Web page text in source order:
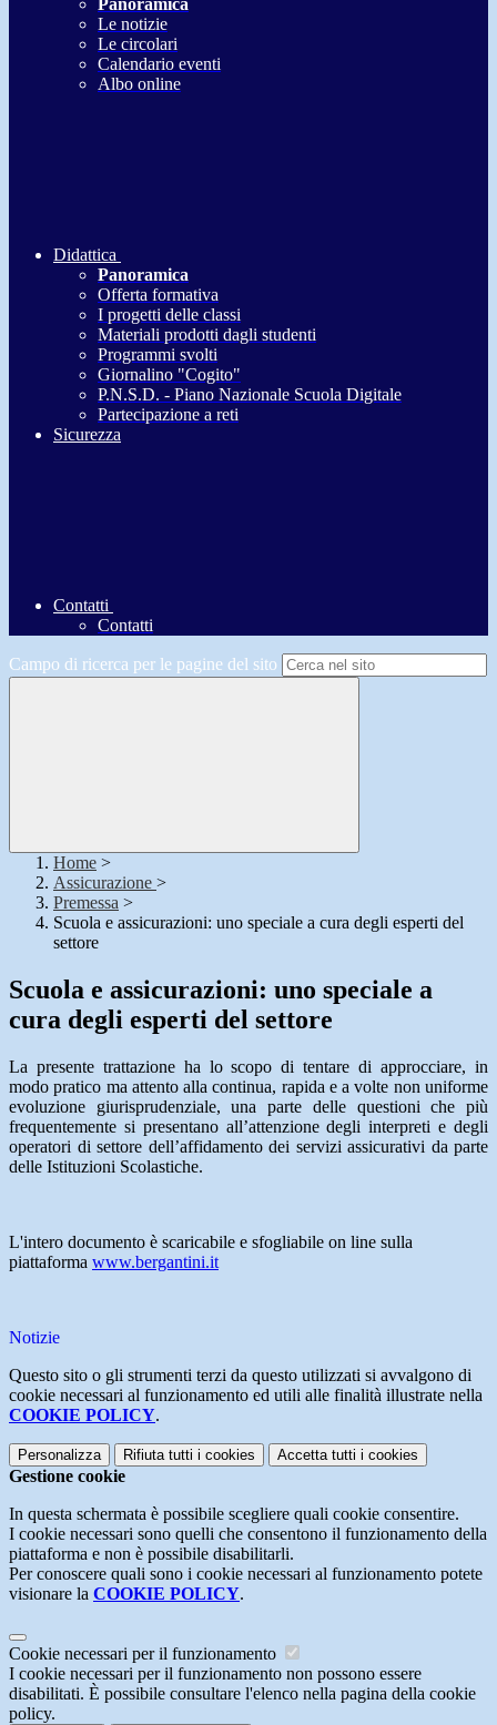
Panoramica
Le notizie
Le circolari
Calendario eventi
Albo online
Didattica
Panoramica
Offerta formativa
I progetti delle classi
Materiali prodotti dagli studenti
Programmi svolti
Giornalino "Cogito"
P.N.S.D. - Piano Nazionale Scuola Digitale
Partecipazione a reti
Sicurezza
Contatti
Contatti
Campo di ricerca per le pagine del sito
Home >
Assicurazione >
Premessa >
Scuola e assicurazioni: uno speciale a cura degli esperti del
settore
Scuola e assicurazioni: uno speciale a
cura degli esperti del settore
La presente trattazione ha lo scopo di tentare di approcciare, in
modo pratico ma attento alla continua, rapida e a volte non uniforme
evoluzione giurisprudenziale, una parte delle questioni che più
frequentemente si presentano all’attenzione degli interpreti e degli
operatori di settore dell’affidamento dei servizi assicurativi da parte
delle Istituzioni Scolastiche.
L'intero documento è scaricabile e sfogliabile on line sulla
piattaforma www.bergantini.it
Notizie
Questo sito o gli strumenti terzi da questo utilizzati si avvalgono di
cookie necessari al funzionamento ed utili alle finalità illustrate nella
COOKIE POLICY.
Personalizza Rifiuta tutti i cookies Accetta tutti i cookies
Gestione cookie
In questa schermata è possibile scegliere quali cookie consentire.
I cookie necessari sono quelli che consentono il funzionamento della
piattaforma e non è possibile disabilitarli.
Per conoscere quali sono i cookie necessari al funzionamento potete
visionare la COOKIE POLICY.
Cookie necessari per il funzionamento
I cookie necessari per il funzionamento non possono essere
disabilitati. È possibile consultare l'elenco nella pagina della cookie
policy.